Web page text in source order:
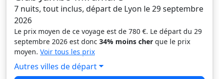
7 nuits, tout inclus, départ de Lyon le 29 septembre
2026
Le prix moyen de ce voyage est de 780 €. Le départ du 29
septembre 2026 est donc 34% moins cher que le prix
moyen. Voir tous les prix
Autres villes de départ